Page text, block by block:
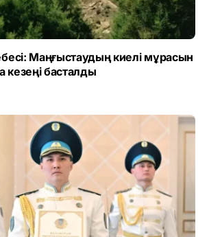
Маңғыстаудың киелі мұрасын
кезеңі басталды